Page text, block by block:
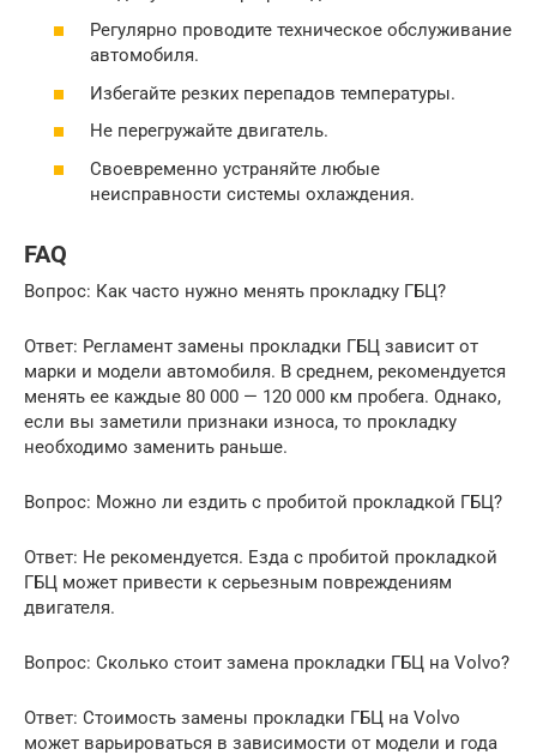
Регулярно проводите техническое обслуживание
автомобиля.
Избегайте резких перепадов температуры.
Не перегружайте двигатель.
Своевременно устраняйте любые
неисправности системы охлаждения.
FAQ
Вопрос: Как часто нужно менять прокладку ГБЦ?
Ответ: Регламент замены прокладки ГБЦ зависит от
марки и модели автомобиля. В среднем, рекомендуется
менять ее каждые 80 000 — 120 000 км пробега. Однако,
если вы заметили признаки износа, то прокладку
необходимо заменить раньше.
Вопрос: Можно ли ездить с пробитой прокладкой ГБЦ?
Ответ: Не рекомендуется. Езда с пробитой прокладкой
ГБЦ может привести к серьезным повреждениям
двигателя.
Вопрос: Сколько стоит замена прокладки ГБЦ на Volvo?
Ответ: Стоимость замены прокладки ГБЦ на Volvo
может варьироваться в зависимости от модели и года